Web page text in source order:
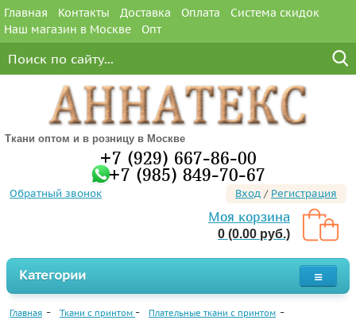
Главная Контакты Доставка Оплата
Система скидок
Наш магазин в Москве
Опт
Ткани оптом и в розницу в Москве
+7 (929) 667-86-00
+7 (985) 849-70-67
Обратный звонок Вход / Регистрация
Моя корзина
0 (0.00 руб.)
Категории
Главная Ткани с принтом
Плательные ткани с принтом